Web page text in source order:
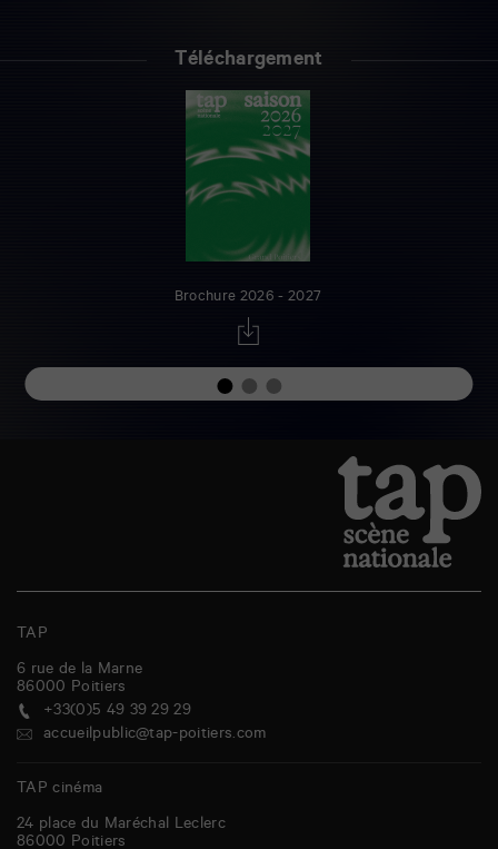
Téléchargement
Brochure 2026 - 2027
TAP
6 rue de la Marne
86000 Poitiers
+33(0)5 49 39 29 29
accueilpublic@tap-poitiers.com
TAP cinéma
24 place du Maréchal Leclerc
86000 Poitiers